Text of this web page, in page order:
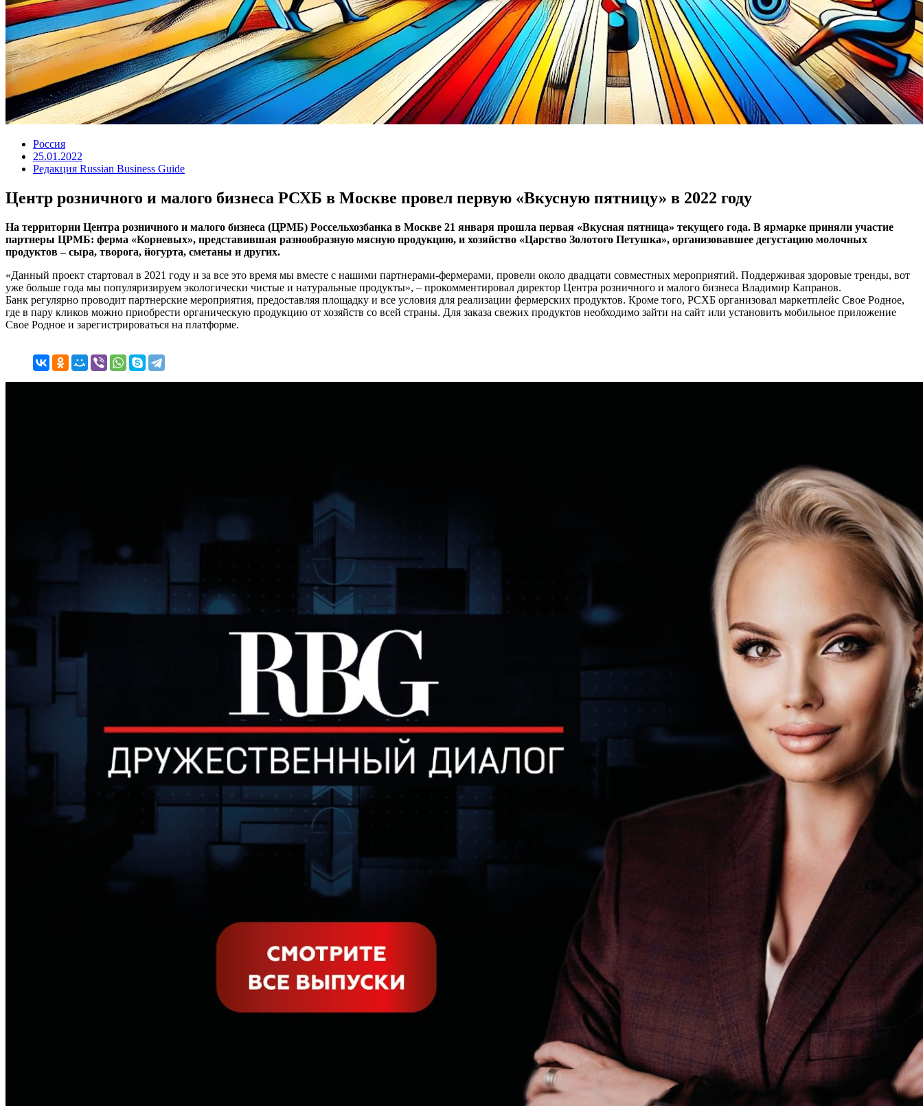
Россия
25.01.2022
Редакция Russian Business Guide
Центр розничного и малого бизнеса РСХБ в Москве провел первую «Вкусную пятницу» в 2022 году
На территории Центра розничного и малого бизнеса (ЦРМБ) Россельхозбанка в Москве 21 января прошла первая «Вкусная пятница» текущего года. В ярмарке приняли участие
партнеры ЦРМБ: ферма «Корневых», представившая разнообразную мясную продукцию, и хозяйство «Царство Золотого Петушка», организовавшее дегустацию молочных
продуктов – сыра, творога, йогурта, сметаны и других.
«Данный проект стартовал в 2021 году и за все это время мы вместе с нашими партнерами-фермерами, провели около двадцати совместных мероприятий. Поддерживая здоровые тренды, вот
уже больше года мы популяризируем экологически чистые и натуральные продукты», – прокомментировал директор Центра розничного и малого бизнеса Владимир Капранов.
Банк регулярно проводит партнерские мероприятия, предоставляя площадку и все условия для реализации фермерских продуктов. Кроме того, РСХБ организовал маркетплейс Свое Родное,
где в пару кликов можно приобрести органическую продукцию от хозяйств со всей страны. Для заказа свежих продуктов необходимо зайти на сайт или установить мобильное приложение
Свое Родное и зарегистрироваться на платформе.